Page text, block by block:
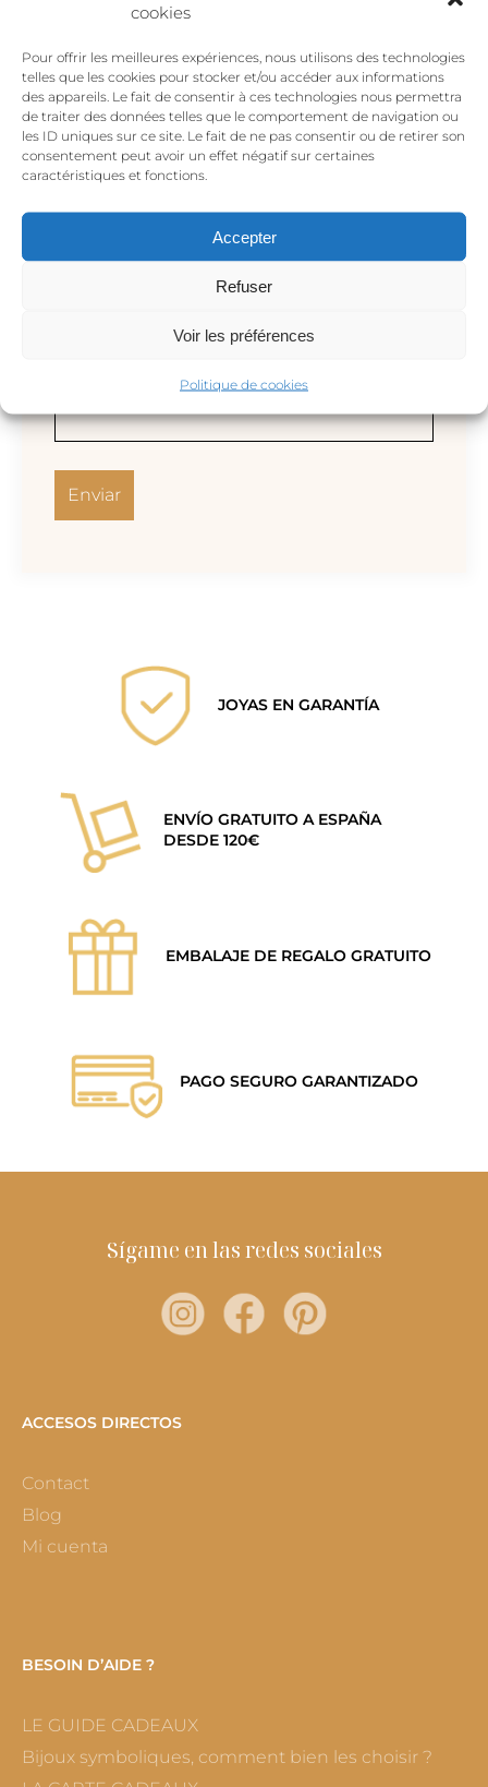
cookies
Pour offrir les meilleures expériences, nous utilisons des technologies
telles que les cookies pour stocker et/ou accéder aux informations
des appareils. Le fait de consentir à ces technologies nous permettra
de traiter des données telles que le comportement de navigation ou
les ID uniques sur ce site. Le fait de ne pas consentir ou de retirer son
consentement peut avoir un effet négatif sur certaines
caractéristiques et fonctions.
Accepter
Refuser
Voir les préférences
Politique de cookies
JOYAS EN GARANTÍA
ENVÍO GRATUITO A ESPAÑA
DESDE 120€
EMBALAJE DE REGALO GRATUITO
PAGO SEGURO GARANTIZADO
Sígame en las redes sociales
ACCESOS DIRECTOS
Contact
Blog
Mi cuenta
BESOIN D’AIDE ?
LE GUIDE CADEAUX
Bijoux symboliques, comment bien les choisir ?